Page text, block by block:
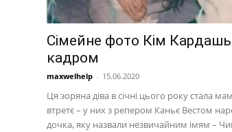
Сімейне фото Кім
кадром
maxwelhelp - 15.06.2020
Ця зоряна діва в січні цього року стала
втретє – у них з репером Каньє Вестом
дочка, яку назвали незвичайним імям –